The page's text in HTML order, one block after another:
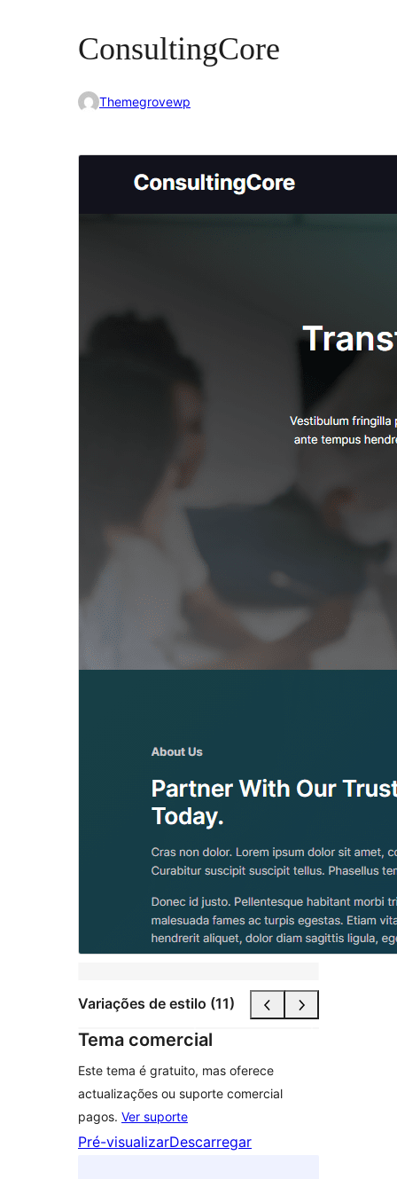
ConsultingCore
Themegrovewp
Variações de estilo (11)
Tema comercial
Este tema é gratuito, mas oferece
actualizações ou suporte comercial
pagos. Ver suporte
Pré-visualizarDescarregar